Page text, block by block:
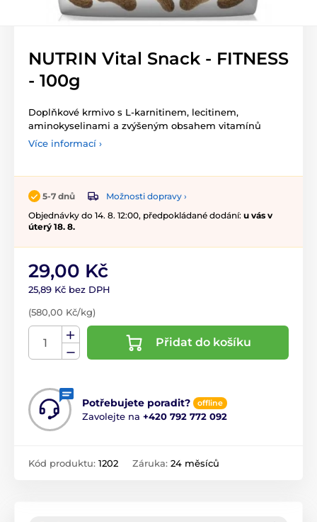
NUTRIN Vital Snack - FITNESS
- 100g
Doplňkové krmivo s L-karnitinem, lecitinem,
aminokyselinami a zvýšeným obsahem vitamínů
Více informací ›
5-7 dnů
Možnosti dopravy ›
Objednávky do 14. 8. 12:00, předpokládané dodání: u vás v
úterý 18. 8.
29,00 Kč
25,89 Kč bez DPH
(580,00 Kč/kg)
Přidat do košíku
Potřebujete poradit? offline
Zavolejte na +420 792 772 092
Kód produktu: 1202 Záruka: 24 měsíců